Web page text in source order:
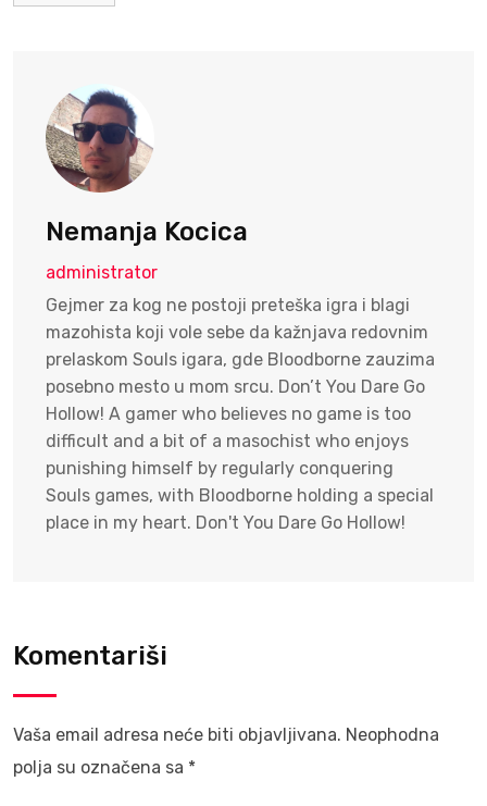
Nemanja Kocica
administrator
Gejmer za kog ne postoji preteška igra i blagi
mazohista koji vole sebe da kažnjava redovnim
prelaskom Souls igara, gde Bloodborne zauzima
posebno mesto u mom srcu. Don’t You Dare Go
Hollow! A gamer who believes no game is too
difficult and a bit of a masochist who enjoys
punishing himself by regularly conquering
Souls games, with Bloodborne holding a special
place in my heart. Don't You Dare Go Hollow!
Komentariši
Vaša email adresa neće biti objavljivana. Neophodna
polja su označena sa *